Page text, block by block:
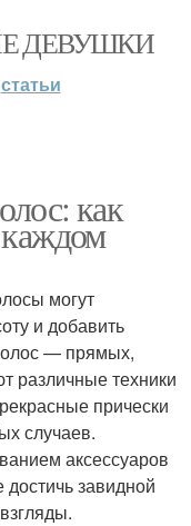
ДЕВУШКИ
статьи
как
каждом
могут
и добавить
— прямых,
различные техники
прически
случаев.
аксессуаров
завидной